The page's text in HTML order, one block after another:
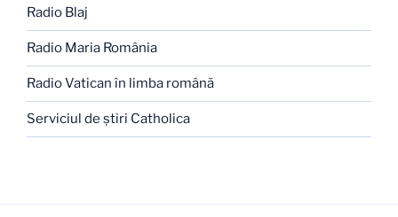
Radio Blaj
Radio Maria România
Radio Vatican în limba română
Serviciul de ştiri Catholica